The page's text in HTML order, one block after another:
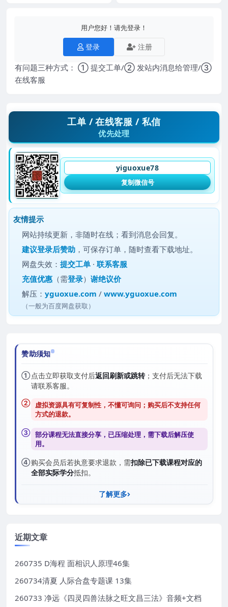
用户您好！请先登录！
登录 注册
有问题三种方式： ① 提交工单/② 发站内消息给管理/③
在线客服
工单 / 在线客服 / 私信
优先处理
yiguoxue78
复制微信号
友情提示
网站持续更新，非随时在线；看到消息会回复。
建议登录后赞助 ，可保存订单，随时查看下载地址。
网盘失效：提交工单 ·联系客服
充值优惠 （需登录）谢绝议价
解压：yguoxue.com /www.yguoxue.com
（一般为百度网盘获取）
赞助须知
①点击立即获取支付后返回刷新或跳转；支付后无法下载
请联系客服。
② 虚拟资源具有可复制性，不懂可询问；购买后不支持任何
方式的退款。
③ 部分课程无法直接分享，已压缩处理，需下载后解压使
用。
④购买会员后若执意要求退款，需扣除已下载课程对应的
全部实际学分抵扣。
了解更多
近期文章
260735 D海程 面相识人原理46集
260734清夏 人际合盘专题课 13集
260733 净远《四灵四兽法脉之旺文昌三法》音频+文档